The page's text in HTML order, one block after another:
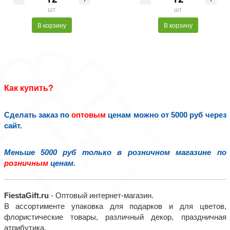
шт
В корзину
шт
В корзину
Как купить?
Сделать заказ пооптовым ценам можно от 5000 руб через
сайт.
Меньше 5000 руб только в розничном магазине по
розничнымценам.
FiestaGift.ru - Оптовый интернет-магазин.
В ассортименте упаковка для подарков и для цветов,
флористические товары, различный декор, праздничная
атрибутика.